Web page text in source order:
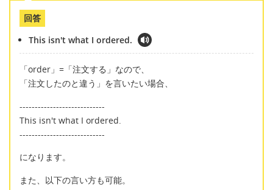
回答
This isn't what I ordered.
「order」=「注文する」なので、
「注文したのと違う」を言いたい場合、
----------------------------
This isn't what I ordered.
----------------------------
になります。
また、以下の言い方も可能。